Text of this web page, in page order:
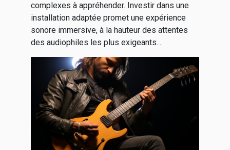
complexes à appréhender. Investir dans une
installation adaptée promet une expérience
sonore immersive, à la hauteur des attentes
des audiophiles les plus exigeants....